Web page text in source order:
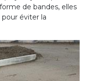
de bandes, elles
éviter la